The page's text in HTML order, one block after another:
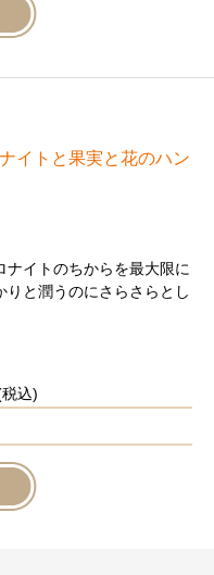
イトと果実と花のハン
イトのちからを最大限に
と潤うのにさらさらとし
込)